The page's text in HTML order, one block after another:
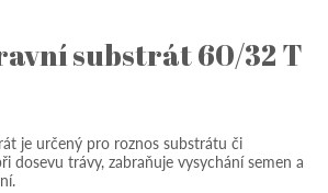
substrát 60/32 T
je určený pro roznos substrátu či
dosevu trávy, zabraňuje vysychání semen a